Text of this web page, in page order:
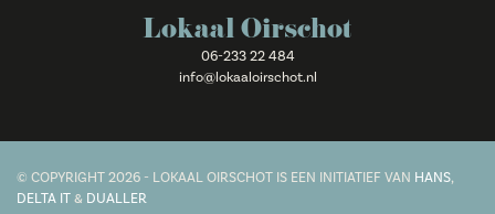
Lokaal Oirschot
06-233 22 484
info@lokaaloirschot.nl
© COPYRIGHT 2026 - LOKAAL OIRSCHOT IS EEN INITIATIEF VAN HANS,
DELTA IT& DUALLER